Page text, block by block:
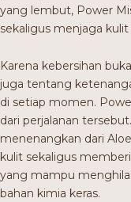
yang lembut, Power
sekaligus menjaga
Karena kebersihan
juga tentang
di setiap momen.
dari perjalanan
menenangkan dari
kulit sekaligus
yang mampu
bahan kimia keras.